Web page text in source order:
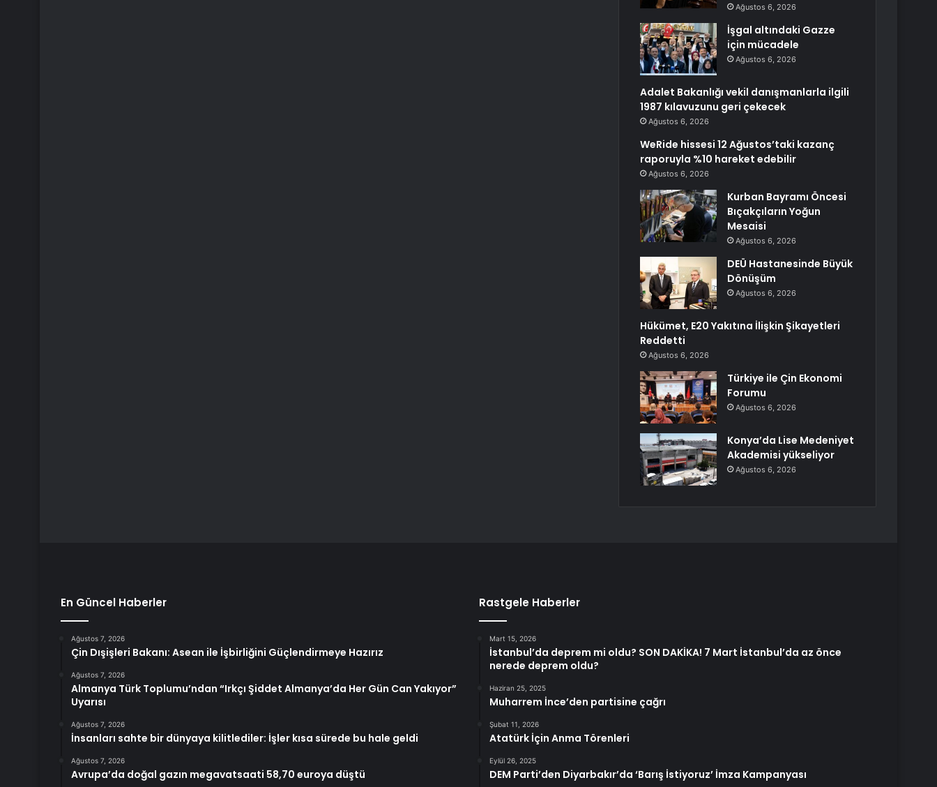
Ağustos 6, 2026
İşgal altındaki Gazze
için mücadele
Ağustos 6, 2026
Adalet Bakanlığı vekil danışmanlarla ilgili
1987 kılavuzunu geri çekecek
Ağustos 6, 2026
WeRide hissesi 12 Ağustos’taki kazanç
raporuyla %10 hareket edebilir
Ağustos 6, 2026
Kurban Bayramı Öncesi
Bıçakçıların Yoğun
Mesaisi
Ağustos 6, 2026
DEÜ Hastanesinde Büyük
Dönüşüm
Ağustos 6, 2026
Hükümet, E20 Yakıtına İlişkin Şikayetleri
Reddetti
Ağustos 6, 2026
Türkiye ile Çin Ekonomi
Forumu
Ağustos 6, 2026
Konya’da Lise Medeniyet
Akademisi yükseliyor
Ağustos 6, 2026
En Güncel Haberler
Ağustos 7, 2026
Çin Dışişleri Bakanı: Asean ile İşbirliğini Güçlendirmeye Hazırız
Ağustos 7, 2026
Almanya Türk Toplumu’ndan “Irkçı Şiddet Almanya’da Her Gün Can Yakıyor”
Uyarısı
Ağustos 7, 2026
İnsanları sahte bir dünyaya kilitlediler: İşler kısa sürede bu hale geldi
Ağustos 7, 2026
Avrupa’da doğal gazın megavatsaati 58,70 euroya düştü
Rastgele Haberler
Mart 15, 2026
İstanbul’da deprem mi oldu? SON DAKİKA! 7 Mart İstanbul’da az önce
nerede deprem oldu?
Haziran 25, 2025
Muharrem İnce’den partisine çağrı
Şubat 11, 2026
Atatürk İçin Anma Törenleri
Eylül 26, 2025
DEM Parti’den Diyarbakır’da ‘Barış İstiyoruz’ İmza Kampanyası